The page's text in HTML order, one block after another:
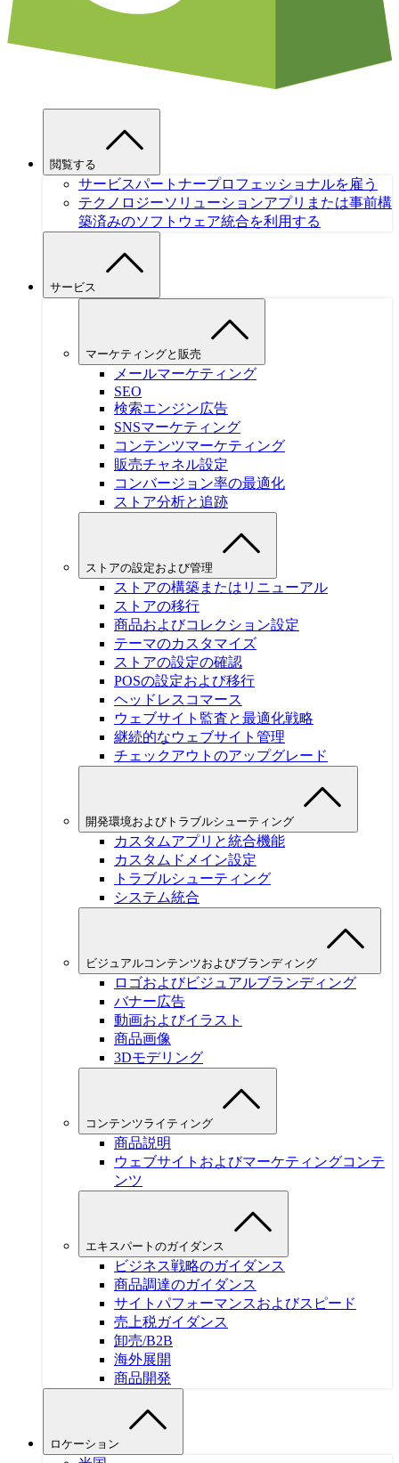
閲覧する
サービスパートナープロフェッショナルを雇う
テクノロジーソリューションアプリまたは事前構
築済みのソフトウェア統合を利用する
サービス
マーケティングと販売
メールマーケティング
SEO
検索エンジン広告
SNSマーケティング
コンテンツマーケティング
販売チャネル設定
コンバージョン率の最適化
ストア分析と追跡
ストアの設定および管理
ストアの構築またはリニューアル
ストアの移行
商品およびコレクション設定
テーマのカスタマイズ
ストアの設定の確認
POSの設定および移行
ヘッドレスコマース
ウェブサイト監査と最適化戦略
継続的なウェブサイト管理
チェックアウトのアップグレード
開発環境およびトラブルシューティング
カスタムアプリと統合機能
カスタムドメイン設定
トラブルシューティング
システム統合
ビジュアルコンテンツおよびブランディング
ロゴおよびビジュアルブランディング
バナー広告
動画およびイラスト
商品画像
3Dモデリング
コンテンツライティング
商品説明
ウェブサイトおよびマーケティングコンテ
ンツ
エキスパートのガイダンス
ビジネス戦略のガイダンス
商品調達のガイダンス
サイトパフォーマンスおよびスピード
売上税ガイダンス
卸売/B2B
海外展開
商品開発
ロケーション